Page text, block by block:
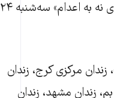
براساس گزارش رسیده به دست «زمانه» زندانیان اعتصابی کارزار «سه‌شنبه‌های نه به اعدام» سه‌شنبه ۲۴
زندان‌های اوین (بند زنان، بند ۴ و ۸)، زندان قزل‌حصار (واحد ۳ و ۴)، زندان مرکزی کرج، زندان
زندان مشهد، زندان